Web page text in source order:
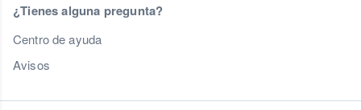
¿Tienes alguna pregunta?
Centro de ayuda
Avisos